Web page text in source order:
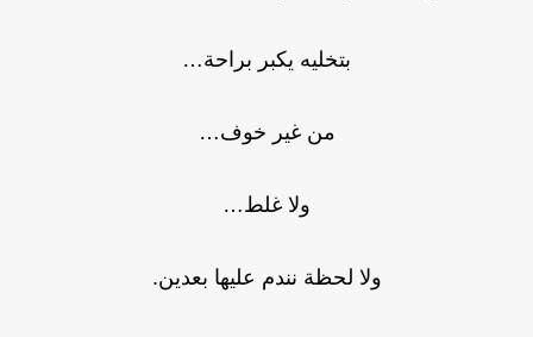
بتخليه يكبر براحة…
من غير خوف…
ولا غلط…
ولا لحظة نندم عليها بعدين.